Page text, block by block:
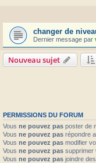
changer de
Dernier message par
Nouveau sujet
PERMISSIONS DU FORUM
Vous ne pouvez pas poster de
Vous ne pouvez pas répondre
Vous ne pouvez pas modifier
Vous ne pouvez pas supprimer
Vous ne pouvez pas joindre